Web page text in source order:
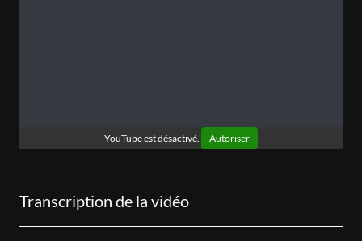
YouTube est désactivé. Autoriser
Transcription de la vidéo